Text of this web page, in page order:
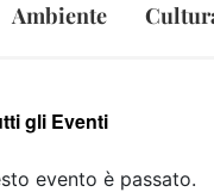
Ambiente
gli Eventi
evento è passato.